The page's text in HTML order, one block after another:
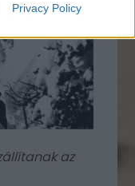
Privacy Policy
az